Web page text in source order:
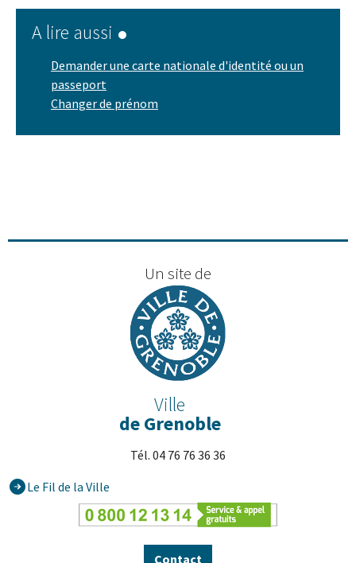
A lire aussi
Demander une carte nationale d'identité ou un
passeport
Changer de prénom
Un site de
Ville
de Grenoble
Tél. 04 76 76 36 36
Le Fil de la Ville
Contact